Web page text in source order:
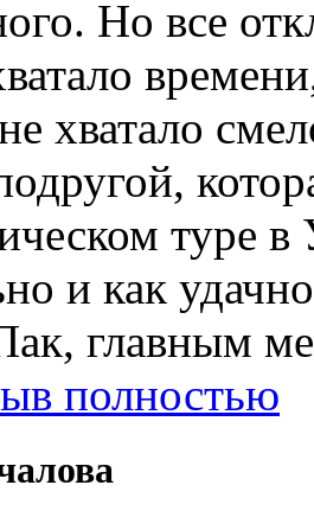
Но все
хватало
туре
и как
главным
полностью